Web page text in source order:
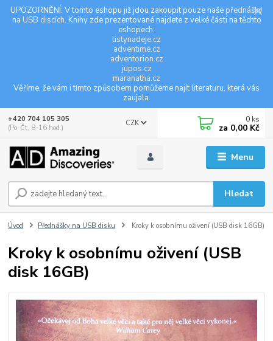
UPOZORNĚNÍ: V tomto eshopu již jdou zakoupit pouze naše přednášky
na USB discích. Knihy zde prezentované najdete z velké části na těchto
eshopech:
listynadeje.cz
adventime.cz
adventorion.cz
jupos.cz
maranatha.cz
Věříme, že vám i tímto způsobem pomůžeme najít literaturu, která vás
zaujala.
Menu
CZK
Hledat
+420 704 105 305
(Po-Čt, 8-16 hod.)
0 ks
za 0,00 Kč
Úvod Přednášky na USB disku Kroky k osobnímu oživení (USB disk 16GB)
Kroky k osobnímu oživení (USB
disk 16GB)